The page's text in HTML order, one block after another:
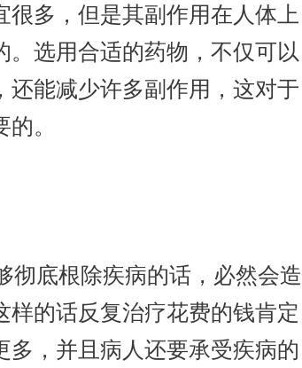
很多，但是其副作用在人体上
。选用合适的药物，不仅可以
还能减少许多副作用，这对于
。
底根除疾病的话，必然会造
样的话反复治疗花费的钱肯定
多，并且病人还要承受疾病的